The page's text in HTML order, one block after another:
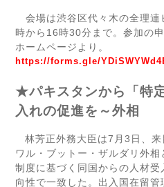
会場は渋谷区代々木の全理連
時から 16時30分まで。参加の
ホームページより。
https://forms.gle/
★パキスタンから「特
入れの促進を～外相
林芳正外務大臣は7 月 3 日、
ワル・ブットー・ザルダリ外
制度に基づく同国からの人材
向性で一致した。出入国在留